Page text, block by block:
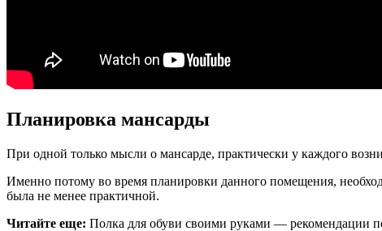
Планировка мансарды
При одной только мысли о мансарде, практически у каждого
Именно потому во время планировки данного помещения,
была не менее практичной.
Читайте еще: Полка для обуви своими руками — рекомендации